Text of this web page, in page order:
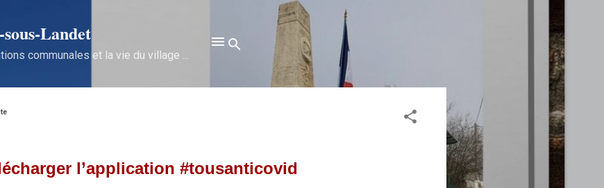
communales et la vie du village ...
l’application #tousanticovid